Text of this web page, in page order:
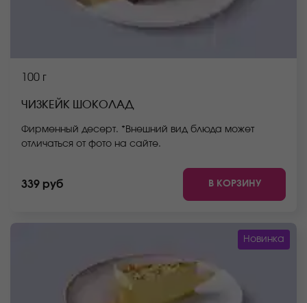
100 г
ЧИЗКЕЙК ШОКОЛАД
Фирменный десерт. *Внешний вид блюда может
отличаться от фото на сайте.
339 руб В КОРЗИНУ
Новинка